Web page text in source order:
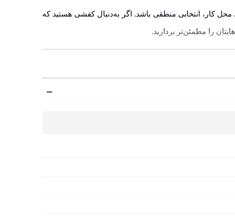
کار، انتخابی منطقی باشد. اگر به‌دنبال کفشی هستید که
را مطمئن‌تر بردارید.
شود. طراحی ساده و شیک آن باعث شده هم برای استفاده